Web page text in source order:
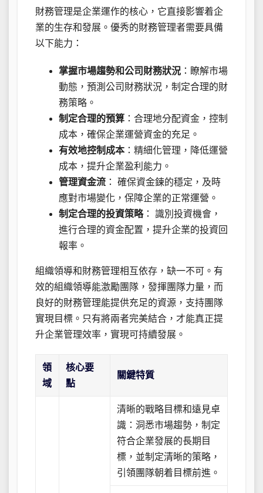
財務管理是企業運作的核心，它直接影響着企
業的生存和發展。優秀的財務管理者需要具備
以下能力：
掌握市場趨勢和公司財務狀況 ：瞭解市場
動態，預測公司財務狀況，制定合理的財
務策略。
制定合理的預算 ：合理地分配資金，控制
成本，確保企業運營資金的充足。
有效地控制成本 ：精細化管理，降低運營
成本，提升企業盈利能力。
管理資金流 ： 確保資金鍊的穩定，及時
應對市場變化，保障企業的正常運營。
制定合理的投資策略： 識別投資機會，
進行合理的資金配置，提升企業的投資回
報率。
組織領導和財務管理相互依存，缺一不可。有
效的組織領導能激勵團隊，發揮團隊力量，而
良好的財務管理能提供充足的資源，支持團隊
實現目標。只有將兩者完美結合，才能真正提
升企業管理效率，實現可持續發展。
領
域
核心要
點
關鍵特質
清晰的戰略目標和遠見卓
識：洞悉市場趨勢，制定
符合企業發展的長期目
標，並制定清晰的策略，
引領團隊朝着目標前進。